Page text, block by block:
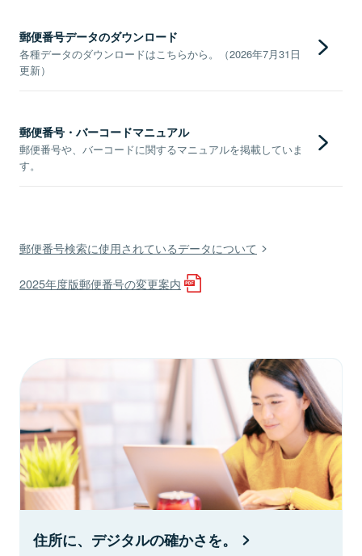
郵便番号データのダウンロード
各種データのダウンロードはこちらから。（2026年7月31日
更新）
郵便番号・バーコードマニュアル
郵便番号や、バーコードに関するマニュアルを掲載していま
す。
郵便番号検索に使用されているデータについて
2025年度版郵便番号の変更案内
住所に、デジタルの確かさを。